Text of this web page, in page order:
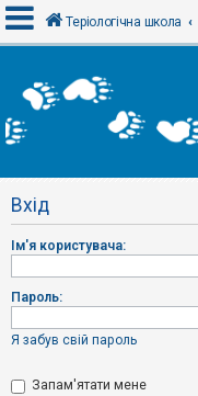
х
і
Р
є
т
р
а
і
Теріологічна школа
Вхід
Ім'я користувача:
Пароль:
Я забув свій пароль
Запам'ятати мене